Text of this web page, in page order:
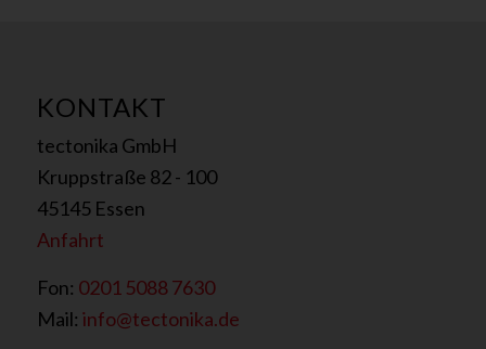
KONTAKT
tectonika GmbH
Kruppstraße 82 - 100
45145 Essen
Anfahrt
Fon: 0201 5088 7630
Mail: info@tectonika.de